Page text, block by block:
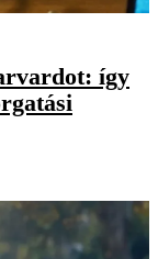
így